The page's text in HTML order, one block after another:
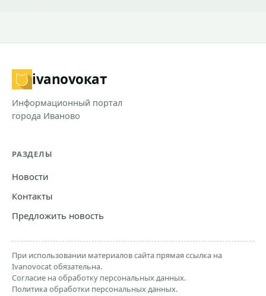
ivanovoкат
Информационный портал
города Иваново
РАЗДЕЛЫ
Новости
Контакты
Предложить новость
При использовании материалов сайта прямая ссылка на
Ivanovocat обязательна.
Согласие на обработку персональных данных.
Политика обработки персональных данных.